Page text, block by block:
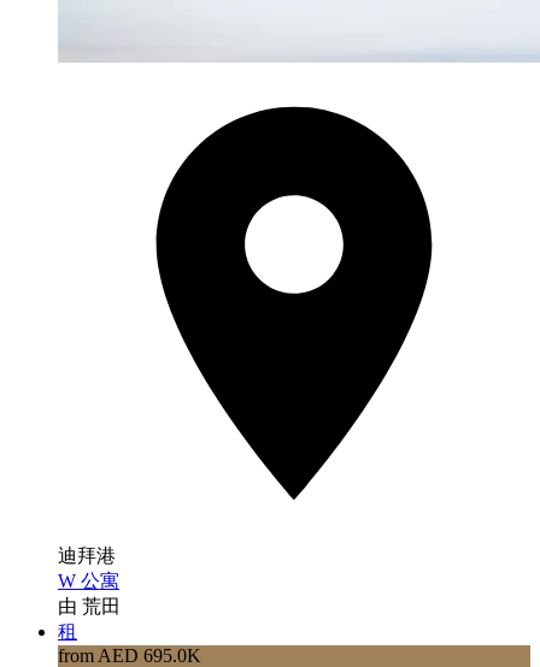
迪拜港
W 公寓
由 荒田
租
from AED 695.0K